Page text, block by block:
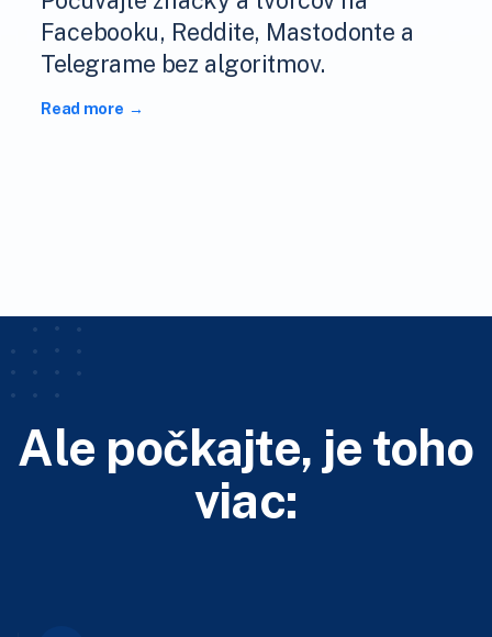
Facebooku, Reddite, Mastodonte a
Telegrame bez algoritmov.
Read more
Ale počkajte, je toho
viac: